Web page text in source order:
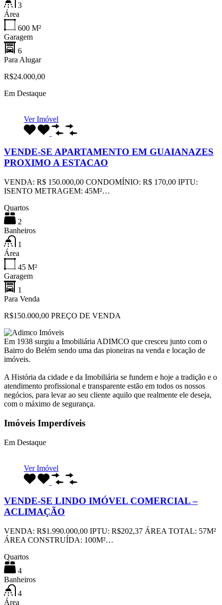
3
Área
600 M²
Garagem
6
Para Alugar
R$24.000,00
Em Destaque
Ver Imóvel
VENDE-SE APARTAMENTO EM GUAIANAZES
PROXIMO A ESTACAO
VENDA: R$ 150.000,00 CONDOMÍNIO: R$ 170,00 IPTU:
ISENTO METRAGEM: 45M²…
Quartos
2
Banheiros
1
Área
45 M²
Garagem
1
Para Venda
R$150.000,00 PREÇO DE VENDA
Em 1938 surgiu a Imobiliária ADIMCO que cresceu junto com o
Bairro do Belém sendo uma das pioneiras na venda e locação de
imóveis.
A História da cidade e da Imobiliária se fundem e hoje a tradição e o
atendimento profissional e transparente estão em todos os nossos
negócios, para levar ao seu cliente aquilo que realmente ele deseja,
com o máximo de segurança.
Imóveis Imperdíveis
Em Destaque
Ver Imóvel
VENDE-SE LINDO IMÓVEL COMERCIAL –
ACLIMAÇÃO
VENDA: R$1.990.000,00 IPTU: R$202,37 ÁREA TOTAL: 57M²
ÁREA CONSTRUÍDA: 100M²…
Quartos
4
Banheiros
4
Área